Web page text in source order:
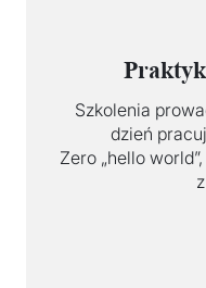
Szkolenia
dzień
Zero „hello